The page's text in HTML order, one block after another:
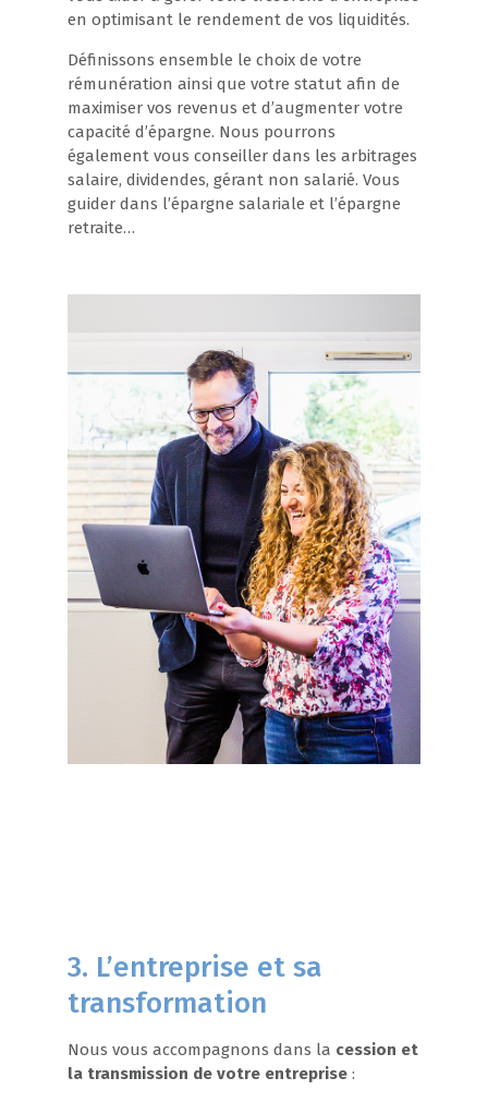
en optimisant le rendement de vos liquidités.
Définissons ensemble le choix de votre
rémunération ainsi que votre statut afin de
maximiser vos revenus et d’augmenter votre
capacité d’épargne. Nous pourrons
également vous conseiller dans les arbitrages
salaire, dividendes, gérant non salarié. Vous
guider dans l’épargne salariale et l’épargne
retraite…
3. L’entreprise et sa
transformation
Nous vous accompagnons dans la cession et
la transmission de votre entreprise :